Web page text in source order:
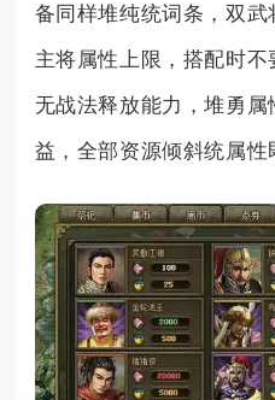
备同样堆纯统词条，双
主将属性上限，搭配时
无战法释放能力，堆勇
益，全部资源倾斜统属性